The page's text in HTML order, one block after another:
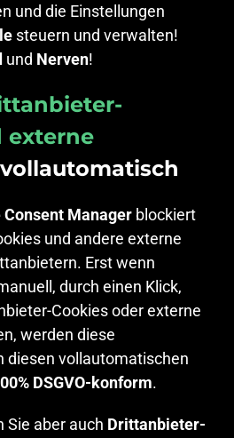
und die Einstellungen
steuern und verwalten!
und Nerven!
externe
vollautomatisch
Manager blockiert
und andere externe
Erst wenn
durch einen Klick,
Cookies oder externe
werden diese
diesen vollautomatischen
DSGVO-konform.
Sie aber auch Drittanbieter-